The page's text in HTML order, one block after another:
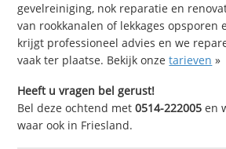
gevelreiniging, nok reparatie en
van rookkanalen of lekkages opsporen
krijgt professioneel advies en we
vaak ter plaatse. Bekijk onzetarieven »
Heeft u vragen bel gerust!
Bel deze ochtend met0514-222005 en
waar ook in Friesland.